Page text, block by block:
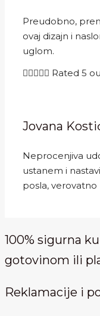
Preudobno,
ovaj dizajn i
uglom.
 Rated 5
Jovana
Neprocenjiva
ustanem i
posla, verovatno
100% sigurna
gotovinom ili
Reklamacije i